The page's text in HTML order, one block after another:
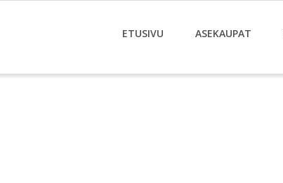
ETUSIVU ASEKAUPAT